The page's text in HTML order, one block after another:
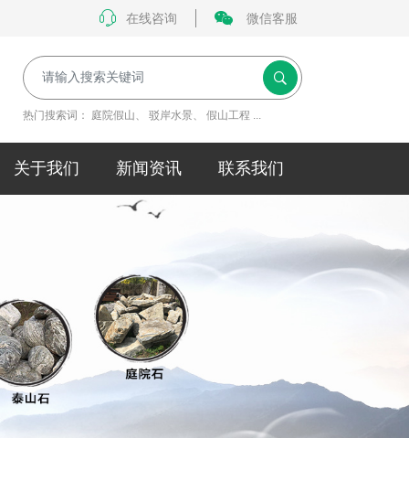
在线咨询 微信客服
热门搜索词： 庭院假山、 驳岸水景、 假山工程 ...
关于我们 新闻资讯 联系我们